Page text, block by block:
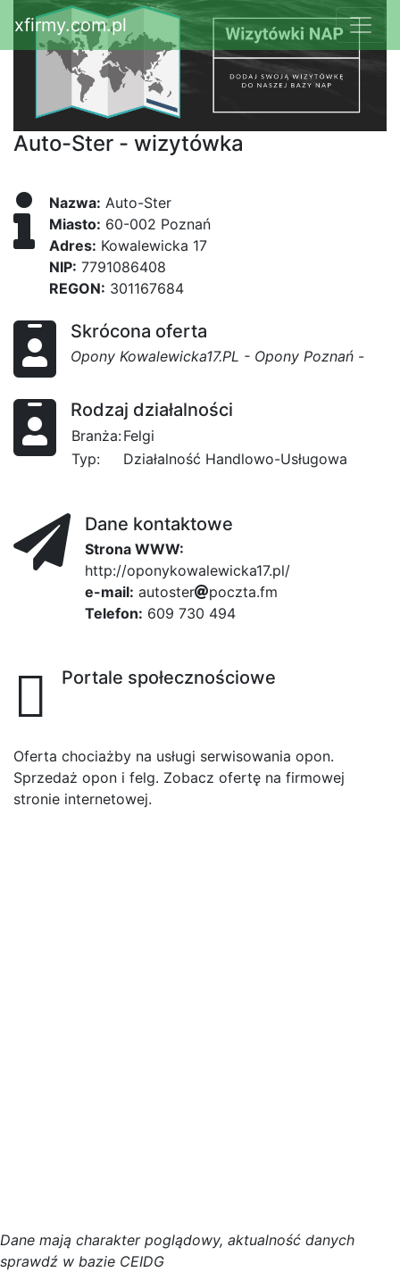
xfirmy.com.pl
Auto-Ster - wizytówka
Nazwa: Auto-Ster
Miasto: 60-002 Poznań
Adres: Kowalewicka 17
NIP: 7791086408
REGON: 301167684
Skrócona oferta
Opony Kowalewicka17.PL - Opony Poznań -
Rodzaj działalności
Branża:Felgi
Typ:
Działalność Handlowo-Usługowa
Dane kontaktowe
Strona WWW:
http://oponykowalewicka17.pl/
e-mail: auto275
s5
ter 3
p6
ocztaa60
.fm
Telefon: 609 730 494
Portale społecznościowe
Oferta chociażby na usługi serwisowania opon.
Sprzedaż opon i felg. Zobacz ofertę na firmowej
stronie internetowej.
Dane mają charakter poglądowy, aktualność danych
sprawdź w bazie CEIDG